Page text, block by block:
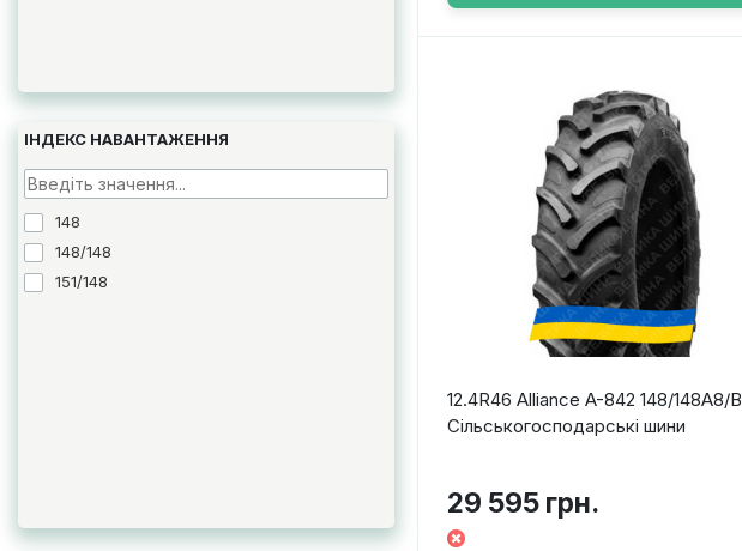
ІНДЕКС НАВАНТАЖЕННЯ
148
148/148
151/148
12.4R46 Alliance A-842 148/148A8/B
Сільськогосподарські шини
29 595 грн.